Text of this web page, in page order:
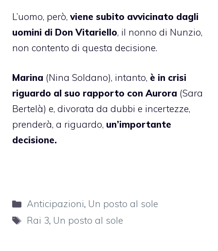
L’uomo, però, viene subito avvicinato dagli
uomini di Don Vitariello, il nonno di Nunzio,
non contento di questa decisione.
Marina (Nina Soldano), intanto, è in crisi
riguardo al suo rapporto con Aurora (Sara
Bertelà) e, divorata da dubbi e incertezze,
prenderà, a riguardo, un’importante
decisione.
Categorie
Anticipazioni, Un posto al sole
Tag
Rai 3, Un posto al sole